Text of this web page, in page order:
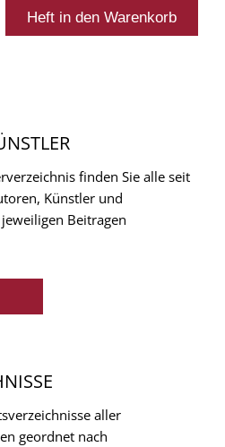
finden Sie alle seit
Künstler und
Beitragen
aller
geordnet nach